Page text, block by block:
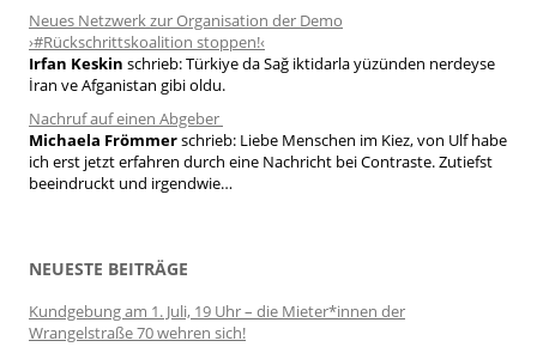
Neues Netzwerk zur Organisation der Demo
›#Rückschrittskoalition stoppen!‹
Irfan Keskin schrieb:Türkiye da Sağ iktidarla yüzünden nerdeyse
İran ve Afganistan gibi oldu.
Nachruf auf einen Abgeber
Michaela Frömmerschrieb: Liebe Menschen im Kiez, von Ulf habe
ich erst jetzt erfahren durch eine Nachricht bei Contraste. Zutiefst
beeindruckt und irgendwie…
NEUESTE BEITRÄGE
Kundgebung am 1. Juli, 19 Uhr – die Mieter*innen der
Wrangelstraße 70 wehren sich!